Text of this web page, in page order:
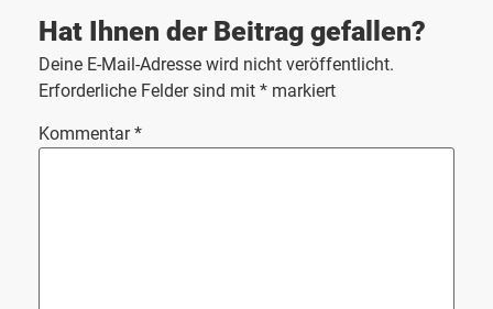
Deine E-Mail-Adresse wird nicht veröffentlicht.
Erforderliche Felder sind mit * markiert
Kommentar*